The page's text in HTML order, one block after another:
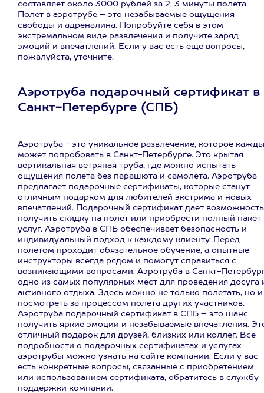
составляет около 3000 рублей за 2-3 минуты полета.
Полет в аэротрубе – это незабываемые ощущения
свободы и адреналина. Попробуйте себя в этом
экстремальном виде развлечения и получите заряд
эмоций и впечатлений. Если у вас есть еще вопросы,
пожалуйста, уточните.
Аэротруба подарочный сертификат в
Санкт-Петербурге (СПБ)
Аэротруба - это уникальное развлечение, которое
может попробовать в Санкт-Петербурге. Это крытая
вертикальная ветряная труба, где можно испытать
ощущения полета без парашюта и самолета. Аэротруба
предлагает подарочные сертификаты, которые станут
отличным подарком для любителей экстрима и новых
впечатлений. Подарочный сертификат дает возможность
получить скидку на полет или приобрести полный пакет
услуг. Аэротруба в СПБ обеспечивает безопасность и
индивидуальный подход к каждому клиенту. Перед
полетом проходит обязательное обучение, а опытные
инструкторы всегда рядом и помогут справиться с
возникающими вопросами. Аэротруба в Санкт-
одно из самых популярных мест для проведения досуга
активного отдыха. Здесь можно не только полетать, но и
посмотреть за процессом полета других участников.
Аэротруба подарочный сертификат в СПБ – это шанс
получить яркие эмоции и незабываемые впечатления.
отличный подарок для друзей, близких или коллег. Все
подробности о подарочных сертификатах и услугах
аэротрубы можно узнать на сайте компании. Если у вас
есть конкретные вопросы, связанные с приобретением
или использованием сертификата, обратитесь в службу
поддержки компании.